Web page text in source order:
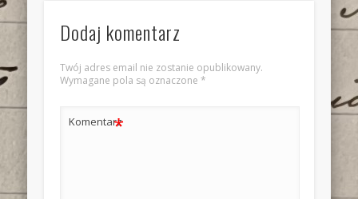
Dodaj komentarz
Twój adres email nie zostanie opublikowany.
Wymagane pola są oznaczone *
Komentarz
*